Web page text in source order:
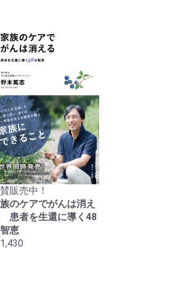
販売中！
のケアでがんは消え
患者を生還に導く48
恵